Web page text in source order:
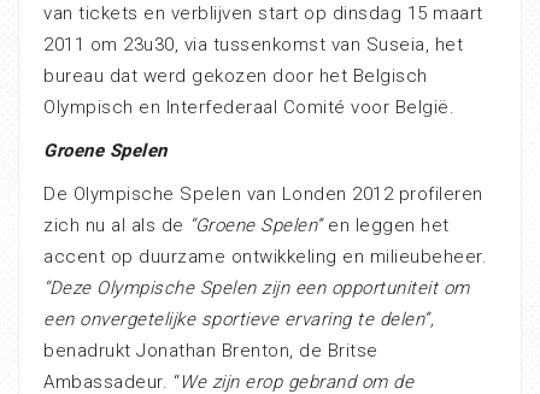
van tickets en verblijven start op dinsdag 15 maart
2011 om 23u30, via tussenkomst van Suseia, het
bureau dat werd gekozen door het Belgisch
Olympisch en Interfederaal Comité voor België.
Groene Spelen
De Olympische Spelen van Londen 2012 profileren
zich nu al als de “Groene Spelen”en leggen het
accent op duurzame ontwikkeling en milieubeheer.
“Deze Olympische Spelen zijn een opportuniteit om
een onvergetelijke sportieve ervaring te delen”,
benadrukt Jonathan Brenton, de Britse
Ambassadeur. “We zijn erop gebrand om de